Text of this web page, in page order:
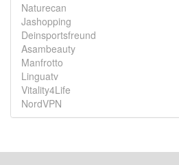
Naturecan
Jashopping
Deinsportsfreund
Asambeauty
Manfrotto
Linguatv
Vitality4Life
NordVPN